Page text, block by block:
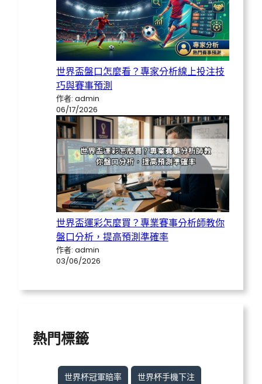
世界盃盤口怎麼看？專家分析線上投注技
巧與賽事預測
作者: admin
06/17/2026
世界盃運彩怎麼買？專業賽事分析師教你
盤口分析，提高預測準確率
作者: admin
03/06/2026
熱門標籤
世界杯冠軍賠率
世界杯手機下注